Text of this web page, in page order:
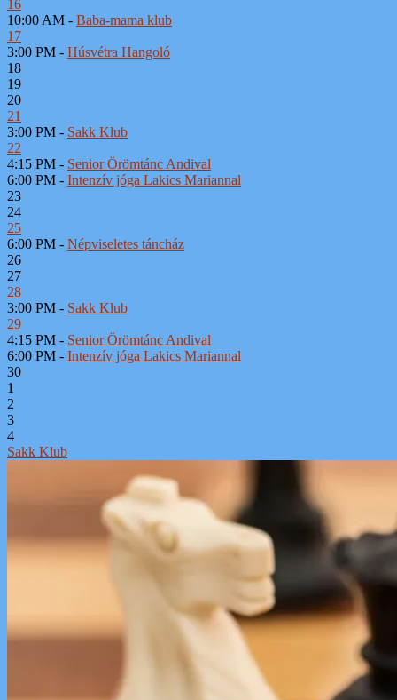
16
10:00 AM - Baba-mama klub
17
3:00 PM - Húsvétra Hangoló
18
19
20
21
3:00 PM - Sakk Klub
22
4:15 PM - Senior Örömtánc Andival
6:00 PM - Intenzív jóga Lakics Mariannal
23
24
25
6:00 PM - Népviseletes táncház
26
27
28
3:00 PM - Sakk Klub
29
4:15 PM - Senior Örömtánc Andival
6:00 PM - Intenzív jóga Lakics Mariannal
30
1
2
3
4
Sakk Klub